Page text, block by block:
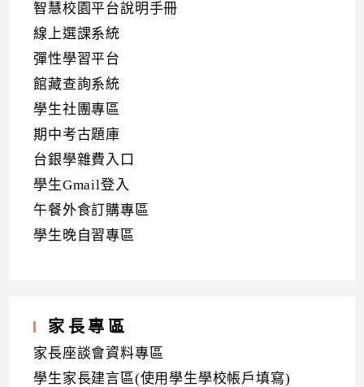
智慧校園平台說明手冊
線上選課系統
彈性學習平台
館藏查詢系統
學生社團專區
期中考古題庫
台銀學雜費入口
學生Gmail登入
午餐外食訂購專區
學生晚自習專區
家長專區
家長座談會資料專區
學生家長建言區(使用學生學校帳戶填寫)